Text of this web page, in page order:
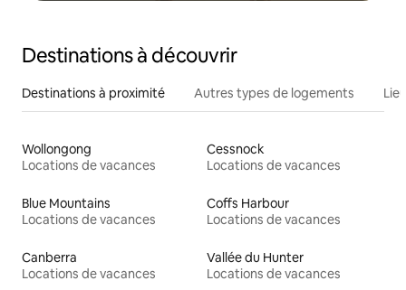
Destinations à découvrir
Destinations à proximité Autres types de logements
Wollongong
Locations de vacances
Cessnock
Locations de vacances
Blue Mountains
Locations de vacances
Coffs Harbour
Locations de vacances
Canberra
Locations de vacances
Vallée du Hunter
Locations de vacances